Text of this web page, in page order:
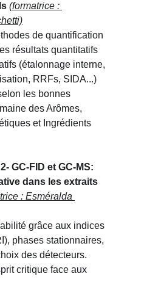
(formatrice :
de quantification
résultats quantitatifs
(étalonnage interne,
RRFs, SIDA...)
les bonnes
des Arômes,
et Ingrédients
GC-FID et GC-MS:
dans les extraits
: Esméralda
grâce aux indices
phases stationnaires,
des détecteurs.
critique face aux